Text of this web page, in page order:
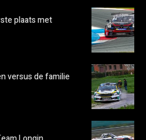
plaats met
versus de familie